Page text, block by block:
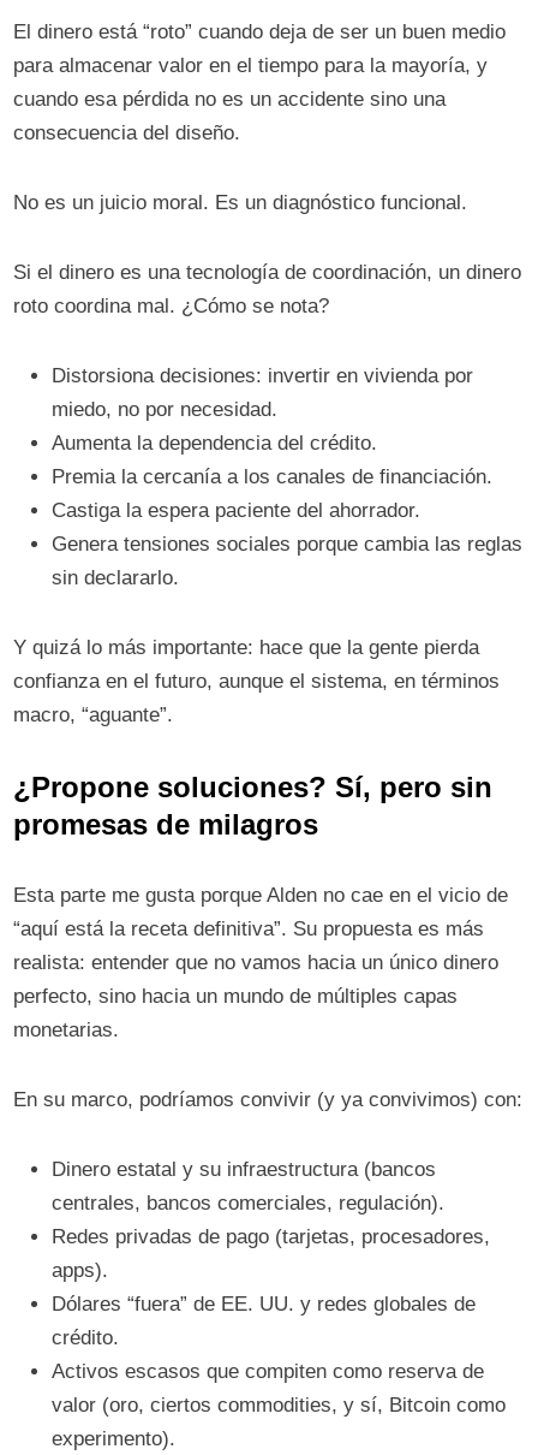
El dinero está “roto” cuando deja de ser un buen medio
para almacenar valor en el tiempo para la mayoría, y
cuando esa pérdida no es un accidente sino una
consecuencia del diseño.
No es un juicio moral. Es un diagnóstico funcional.
Si el dinero es una tecnología de coordinación, un dinero
roto coordina mal. ¿Cómo se nota?
Distorsiona decisiones: invertir en vivienda por
miedo, no por necesidad.
Aumenta la dependencia del crédito.
Premia la cercanía a los canales de financiación.
Castiga la espera paciente del ahorrador.
Genera tensiones sociales porque cambia las reglas
sin declararlo.
Y quizá lo más importante: hace que la gente pierda
confianza en el futuro, aunque el sistema, en términos
macro, “aguante”.
¿Propone soluciones? Sí, pero sin
promesas de milagros
Esta parte me gusta porque Alden no cae en el vicio de
“aquí está la receta definitiva”. Su propuesta es más
realista: entender que no vamos hacia un único dinero
perfecto, sino hacia un mundo de múltiples capas
monetarias.
En su marco, podríamos convivir (y ya convivimos) con:
Dinero estatal y su infraestructura (bancos
centrales, bancos comerciales, regulación).
Redes privadas de pago (tarjetas, procesadores,
apps).
Dólares “fuera” de EE. UU. y redes globales de
crédito.
Activos escasos que compiten como reserva de
valor (oro, ciertos commodities, y sí, Bitcoin como
experimento).